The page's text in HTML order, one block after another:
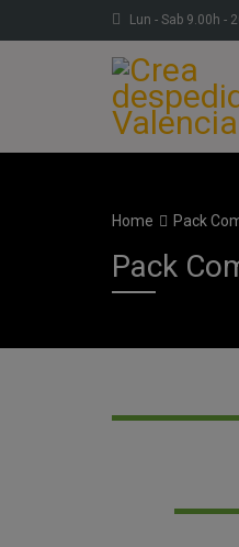
Lun - Sab 9.00h -
Home Pack
Pack